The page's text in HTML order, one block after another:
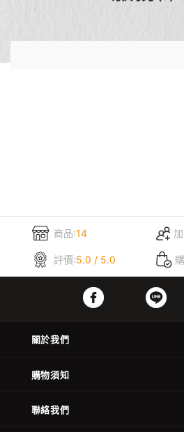
商品:14
評價:5.0 / 5.0
關於我們
購物須知
聯絡我們